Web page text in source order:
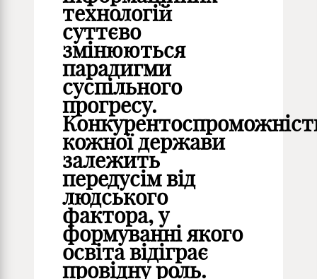
технологій
суттєво
змінюються
парадигми
суспільного
прогресу.
кожної держави
залежить
передусім від
людського
фактора, у
формуванні якого
освіта відіграє
провідну роль.